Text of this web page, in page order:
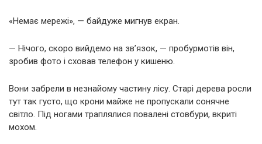
«Немає мережі», — байдуже мигнув екран.
— Нічого, скоро вийдемо на зв’язок, — пробурмотів він,
зробив фото і сховав телефон у кишеню.
Вони забрели в незнайому частину лісу. Старі дерева росли
тут так густо, що крони майже не пропускали сонячне
світло. Під ногами траплялися повалені стовбури, вкриті
мохом.